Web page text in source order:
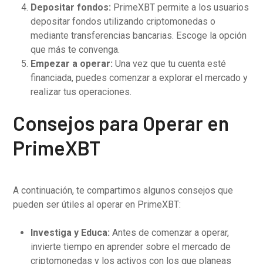
Depositar fondos: PrimeXBT permite a los usuarios
depositar fondos utilizando criptomonedas o
mediante transferencias bancarias. Escoge la opción
que más te convenga.
Empezar a operar: Una vez que tu cuenta esté
financiada, puedes comenzar a explorar el mercado y
realizar tus operaciones.
Consejos para Operar en
PrimeXBT
A continuación, te compartimos algunos consejos que
pueden ser útiles al operar en PrimeXBT:
Investiga y Educa: Antes de comenzar a operar,
invierte tiempo en aprender sobre el mercado de
criptomonedas y los activos con los que planeas